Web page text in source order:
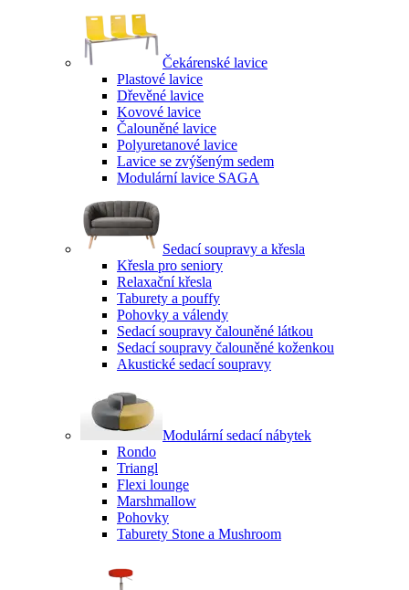
Čekárenské lavice
Plastové lavice
Dřevěné lavice
Kovové lavice
Čalouněné lavice
Polyuretanové lavice
Lavice se zvýšeným sedem
Modulární lavice SAGA
Sedací soupravy a křesla
Křesla pro seniory
Relaxační křesla
Taburety a pouffy
Pohovky a válendy
Sedací soupravy čalouněné látkou
Sedací soupravy čalouněné koženkou
Akustické sedací soupravy
Modulární sedací nábytek
Rondo
Triangl
Flexi lounge
Marshmallow
Pohovky
Taburety Stone a Mushroom